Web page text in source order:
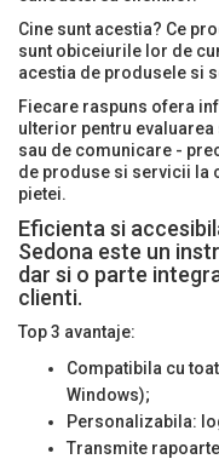
Cine sunt acestia? Ce
sunt obiceiurile lor de
acestia de produsele si
Fiecare raspuns ofera
ulterior pentru
sau de comunicare -
de produse si servicii la
pietei.
Eficienta si
Sedona este un
dar si o parte
clienti.
Top 3 avantaje:
Compatibila cu
Windows);
Personalizabila:
Transmite